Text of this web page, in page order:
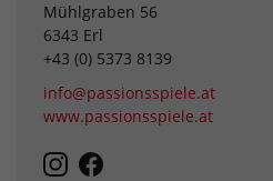
Mühlgraben 56
6343 Erl
+43 (0) 5373 8139
info@passionsspiele.at
www.passionsspiele.at